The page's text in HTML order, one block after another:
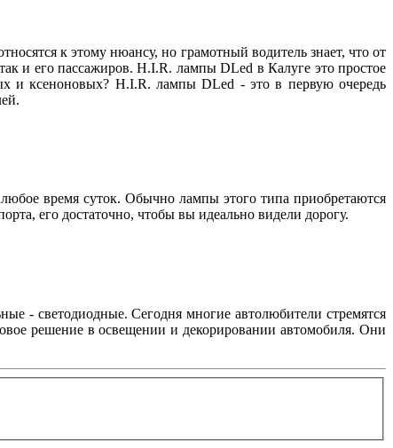
к этому нюансу, но грамотный водитель знает, что от
и его пассажиров. H.I.R. лампы DLed в Калуге это простое
и ксеноновых? H.I.R. лампы DLed - это в первую очередь
время суток. Обычно лампы этого типа приобретаются
его достаточно, чтобы вы идеально видели дорогу.
- светодиодные. Сегодня многие автолюбители стремятся
решение в освещении и декорировании автомобиля. Они